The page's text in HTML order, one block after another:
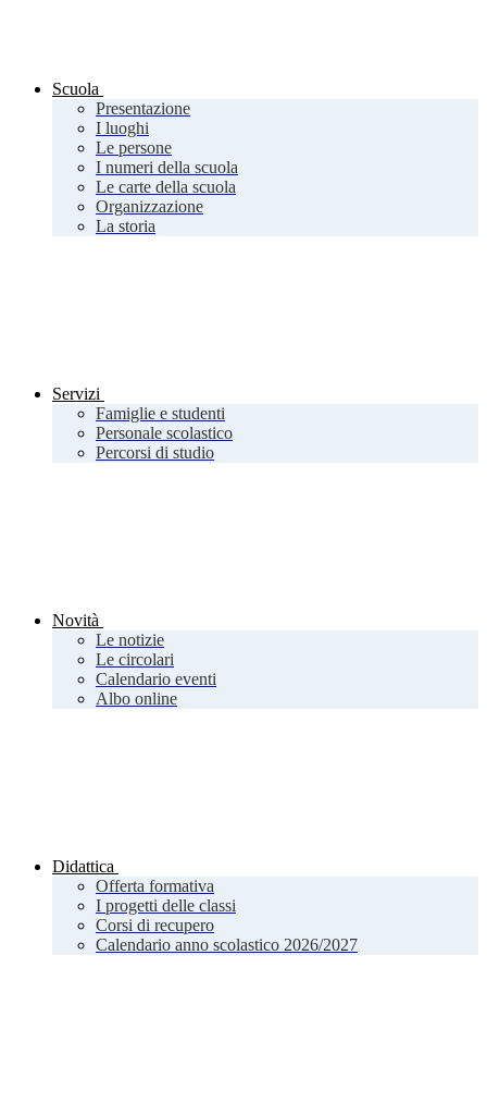
Scuola
Presentazione
I luoghi
Le persone
I numeri della scuola
Le carte della scuola
Organizzazione
La storia
Servizi
Famiglie e studenti
Personale scolastico
Percorsi di studio
Novità
Le notizie
Le circolari
Calendario eventi
Albo online
Didattica
Offerta formativa
I progetti delle classi
Corsi di recupero
Calendario anno scolastico 2026/2027